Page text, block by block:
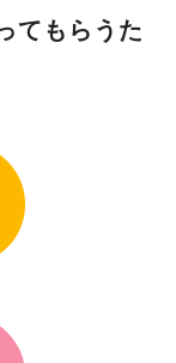
てもらうた